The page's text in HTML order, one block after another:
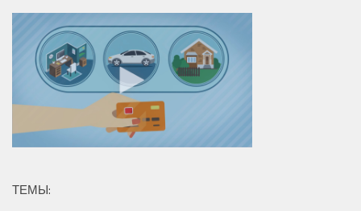
ТЕМЫ: